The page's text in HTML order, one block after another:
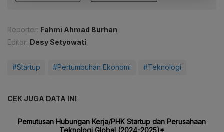
Reporter: Fahmi Ahmad Burhan
Editor: Desy Setyowati
#Startup #Pertumbuhan Ekonomi #Teknologi
CEK JUGA DATA INI